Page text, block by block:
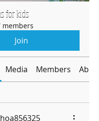
for kids
members
Join
Media Members About